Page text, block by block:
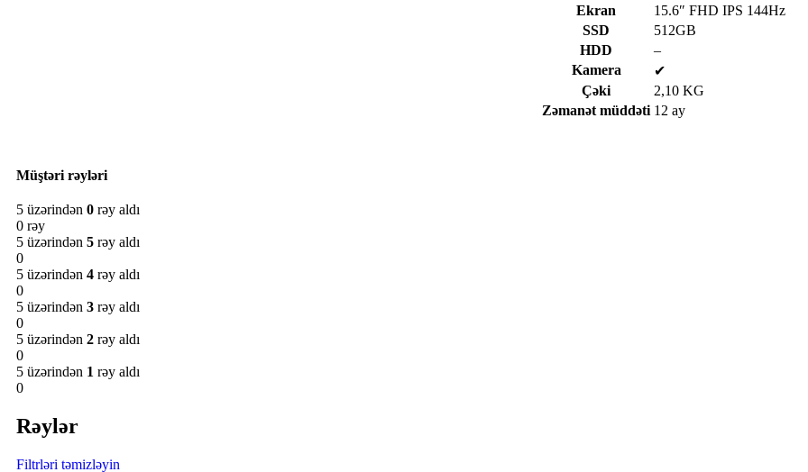
Ekran
15.6″ FHD IPS 144Hz
SSD
512GB
HDD
–
Kamera
✔
Çəki
2,10 KG
Zəmanət müddəti 12 ay
Müştəri rəyləri
5 üzərindən 0 rəy aldı
0 rəy
5 üzərindən 5 rəy aldı
0
5 üzərindən 4 rəy aldı
0
5 üzərindən 3 rəy aldı
0
5 üzərindən 2 rəy aldı
0
5 üzərindən 1 rəy aldı
0
Rəylər
Filtrləri təmizləyin